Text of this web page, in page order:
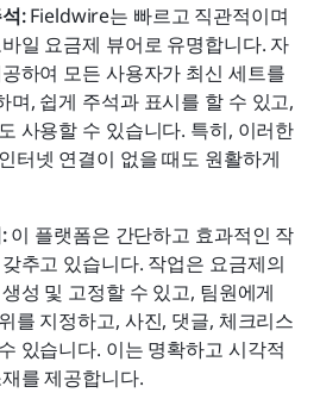
: Fieldwire는 빠르고 직관적이며
일 요금제 뷰어로 유명합니다. 자
하여 모든 사용자가 최신 세트를
며, 쉽게 주석과 표시를 할 수 있고,
사용할 수 있습니다. 특히, 이러한
터넷 연결이 없을 때도 원활하게
이 플랫폼은 간단하고 효과적인 작
추고 있습니다. 작업은 요금제의
성 및 고정할 수 있고, 팀원에게
를 지정하고, 사진, 댓글, 체크리스
있습니다. 이는 명확하고 시각적
를 제공합니다.